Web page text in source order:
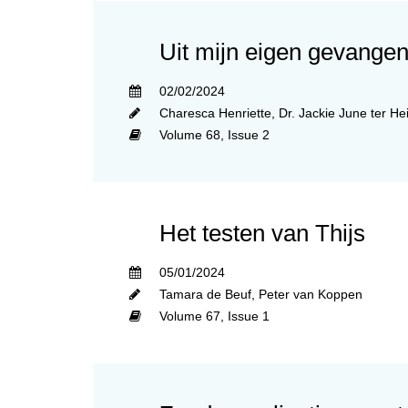
Uit mijn eigen
02/02/2024
Charesca Henriette Dr. Jackie June ter
Volume 68, Issue 2
Het testen van Thijs
05/01/2024
Tamara de Beuf Peter van Koppen
Volume 67, Issue 1